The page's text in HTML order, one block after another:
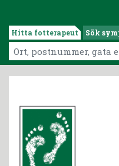
Hitta fotterapeut Sök